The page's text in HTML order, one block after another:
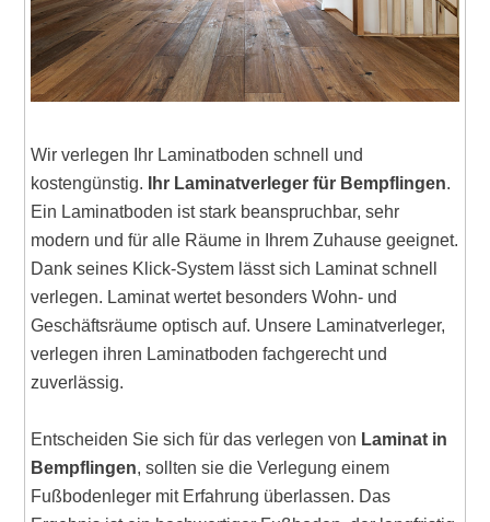
Wir verlegen Ihr Laminatboden schnell und
kostengünstig.
Ihr Laminatverleger für Bempflingen.
Ein Laminatboden ist stark beanspruchbar, sehr
modern und für alle Räume in Ihrem Zuhause geeignet.
Dank seines Klick-System lässt sich Laminat schnell
verlegen. Laminat wertet besonders Wohn- und
Geschäftsräume optisch auf. Unsere Laminatverleger,
verlegen ihren Laminatboden fachgerecht und
zuverlässig.
Entscheiden Sie sich für das verlegen von Laminat in
Bempflingen, sollten sie die Verlegung einem
Fußbodenleger mit Erfahrung überlassen. Das